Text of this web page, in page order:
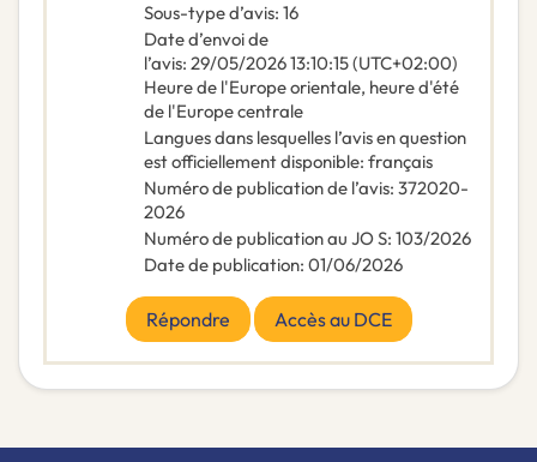
Sous-type d’avis: 16
Date d’envoi de
l’avis: 29/05/202613:10:15 (UTC+02:00)
Heure de l'Europe orientale, heure d'été
de l'Europe centrale
Langues dans lesquelles l’avis en question
est officiellement disponible: français
Numéro de publication de l’avis: 372020-
2026
Numéro de publication au JO S: 103/2026
Date de publication: 01/06/2026
Répondre Accès au DCE